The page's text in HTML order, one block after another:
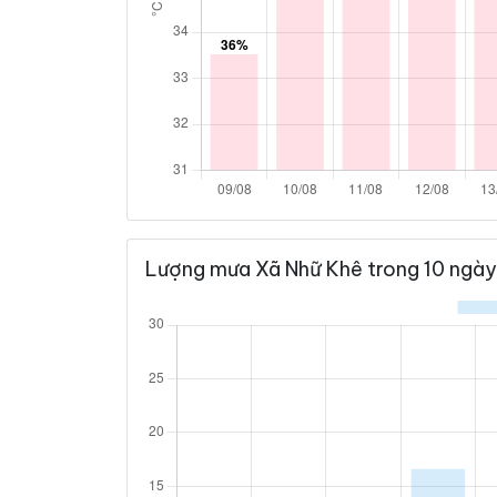
Lượng mưa Xã Nhữ Khê trong 10